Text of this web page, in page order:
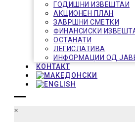
ГОДИШНИ ИЗВЕШТАИ
АКЦИОНЕН ПЛАН
ЗАВРШНИ СМЕТКИ
ФИНАНСИСКИ
ОСТАНАТИ
ЛЕГИСЛАТИВА
ИНФОРМАЦИИ ОД
КОНТАКТ
×